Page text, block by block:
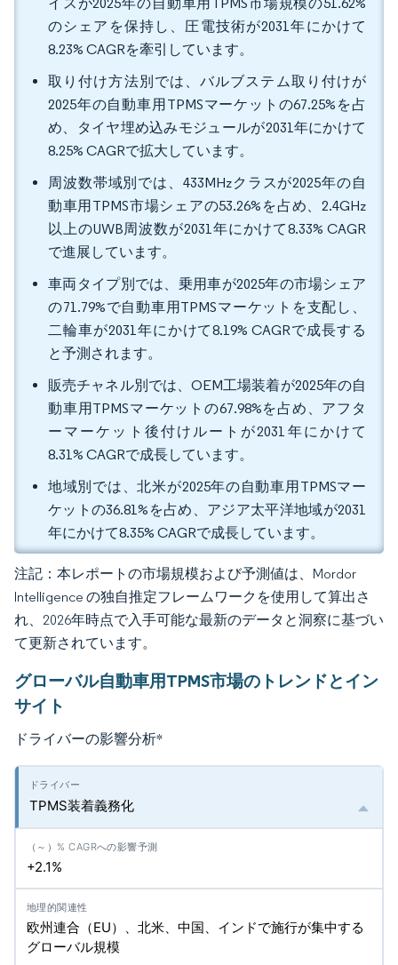
のシェアを保持し、圧電技術が2031年にかけて
8.23% CAGRを牽引しています。
取り付け方法別では、バルブステム取り付けが
2025年の自動車用TPMSマーケットの67.25%を占
め、タイヤ埋め込みモジュールが2031年にかけて
8.25% CAGRで拡大しています。
周波数帯域別では、433MHzクラスが2025年の自
動車用TPMS市場シェアの53.26%を占め、2.4GHz
以上のUWB周波数が2031年にかけて8.33% CAGR
で進展しています。
車両タイプ別では、乗用車が2025年の市場シェア
の71.79%で自動車用TPMSマーケットを支配し、
二輪車が2031年にかけて8.19% CAGRで成長する
と予測されます。
販売チャネル別では、OEM工場装着が2025年の自
動車用TPMSマーケットの67.98%を占め、アフタ
ーマーケット後付けルートが2031年にかけて
8.31% CAGRで成長しています。
地域別では、北米が2025年の自動車用TPMSマー
ケットの36.81%を占め、アジア太平洋地域が2031
年にかけて8.35% CAGRで成長しています。
注記：本レポートの市場規模および予測値は、Mordor
Intelligence の独自推定フレームワークを使用して算出さ
れ、2026年時点で入手可能な最新のデータと洞察に基づい
て更新されています。
グローバル自動車用TPMS市場のトレンドとイン
サイト
ドライバーの影響分析*
TPMS装着義務化
+2.1%
欧州連合（EU）、北米、中国、インドで施行が集中する
グローバル規模